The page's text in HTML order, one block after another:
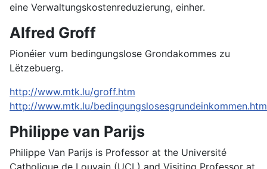
eine Verwaltungskostenreduzierung, einher.
Alfred Groff
Pionéier vum bedingungslose Grondakommes zu
Lëtzebuerg.
http://www.mtk.lu/groff.htm
http://www.mtk.lu/
Philippe van Parijs
Philippe Van Parijs is Professor at the Université
Catholique de Louvain (UCL) and Visiting Professor at